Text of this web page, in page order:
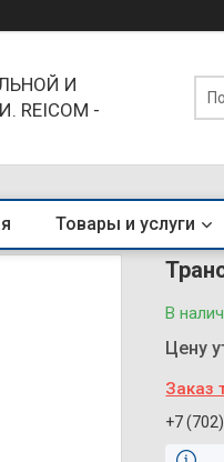
И
-
Товары и услуги
В
Цену
Заказ
+7